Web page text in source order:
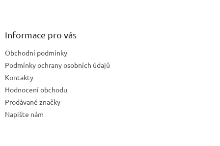
Informace pro vás
Obchodní podmínky
Podmínky ochrany osobních údajů
Kontakty
Hodnocení obchodu
Prodávané značky
Napište nám